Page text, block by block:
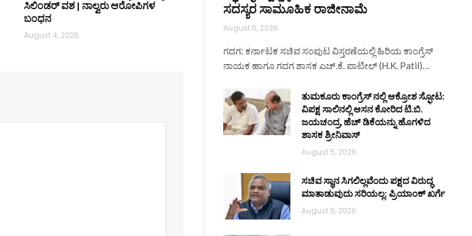
ಸಿಲಿಂಡರ್‌ ವಶ | ನಾಲ್ವರು ಆರೋಪಿಗಳ
ಬಂಧನ
August 4, 2026
ಸದಸ್ಯರ ಸಾಮೂಹಿಕ ರಾಜೀನಾಮೆ
August 5, 2026
ಗದಗ: ಕರ್ನಾಟಕ ಸಚಿವ ಸಂಪುಟ ವಿಸ್ತರಣೆಯಲ್ಲಿ ಹಿರಿಯ ಕಾಂಗ್ರೆಸ್
ನಾಯಕ ಹಾಗೂ ಗದಗ ಶಾಸಕ ಎಚ್.ಕೆ. ಪಾಟೀಲ್ (H.K. Patil)…
ತುಮಕೂರು ಕಾಂಗ್ರೆಸ್ ನಲ್ಲಿ ಆಕ್ರೋಶ ಸ್ಫೋಟ:
ವಿಪಕ್ಷ ಸಾಲಿನಲ್ಲಿ ಆಸನ ಕೋರಿದ ಟಿ.ಬಿ.
ಜಯಚಂದ್ರ, ಹೆಚ್ ಡಿಕೆಯನ್ನು ಹೊಗಳಿದ
ಶಾಸಕ ಶ್ರೀನಿವಾಸ್
August 5, 2026
ಸಚಿವ ಸ್ಥಾನ ಸಿಗಲಿಲ್ಲವೆಂದು ಪಕ್ಷದ ವಿರುದ್ಧ
ಮಾತಾಡುವುದು ಸರಿಯಲ್ಲ: ಪ್ರಿಯಾಂಕ್ ಖರ್ಗೆ
August 5, 2026